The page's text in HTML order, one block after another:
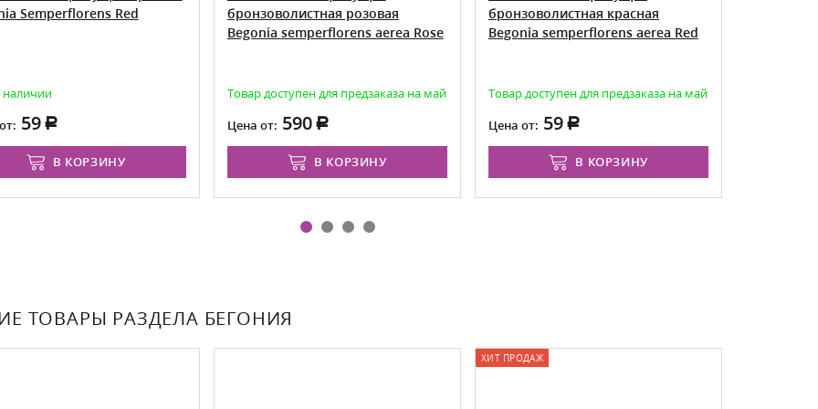
Semperflorens Red
наличии
59
В КОРЗИНУ
бронзоволистная розовая
Begonia semperflorens aerea Rose
Товар доступен для предзаказа на май
Цена от: 590
В КОРЗИНУ
бронзоволистная красная
Begonia semperflorens aerea Red
Товар доступен для предзаказа на май
Цена от: 59
В КОРЗИНУ
ТОВАРЫ РАЗДЕЛА БЕГОНИЯ
ХИТ ПРОДАЖ